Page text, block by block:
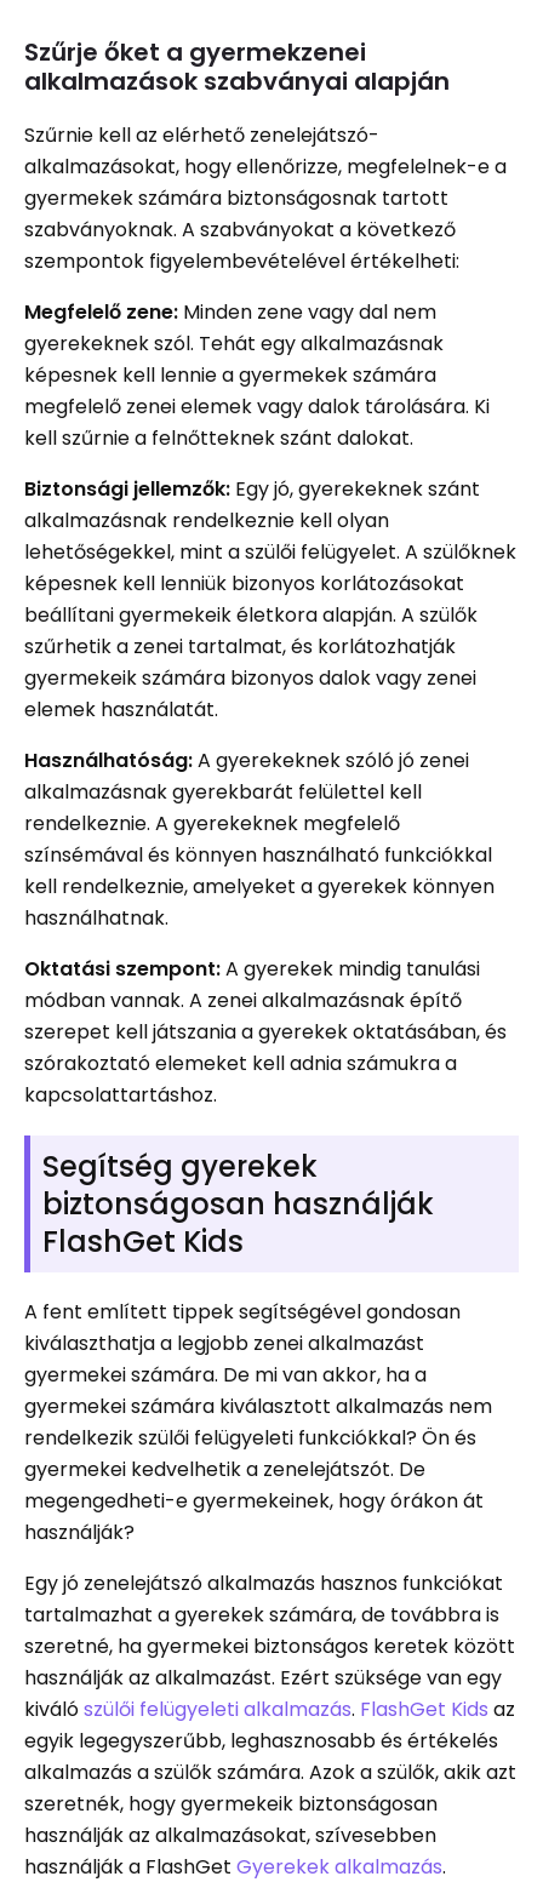
Szűrje őket a gyermekzenei
alkalmazások szabványai alapján
Szűrnie kell az elérhető zenelejátszó-
alkalmazásokat, hogy ellenőrizze, megfelelnek-e a
gyermekek számára biztonságosnak tartott
szabványoknak. A szabványokat a következő
szempontok figyelembevételével értékelheti:
Megfelelő zene: Minden zene vagy dal nem
gyerekeknek szól. Tehát egy alkalmazásnak
képesnek kell lennie a gyermekek számára
megfelelő zenei elemek vagy dalok tárolására. Ki
kell szűrnie a felnőtteknek szánt dalokat.
Biztonsági jellemzők: Egy jó, gyerekeknek szánt
alkalmazásnak rendelkeznie kell olyan
lehetőségekkel, mint a szülői felügyelet. A szülőknek
képesnek kell lenniük bizonyos korlátozásokat
beállítani gyermekeik életkora alapján. A szülők
szűrhetik a zenei tartalmat, és korlátozhatják
gyermekeik számára bizonyos dalok vagy zenei
elemek használatát.
Használhatóság:A gyerekeknek szóló jó zenei
alkalmazásnak gyerekbarát felülettel kell
rendelkeznie. A gyerekeknek megfelelő
színsémával és könnyen használható funkciókkal
kell rendelkeznie, amelyeket a gyerekek könnyen
használhatnak.
Oktatási szempont:A gyerekek mindig tanulási
módban vannak. A zenei alkalmazásnak építő
szerepet kell játszania a gyerekek oktatásában, és
szórakoztató elemeket kell adnia számukra a
kapcsolattartáshoz.
Segítség gyerekek
biztonságosan használják
FlashGet Kids
A fent említett tippek segítségével gondosan
kiválaszthatja a legjobb zenei alkalmazást
gyermekei számára. De mi van akkor, ha a
gyermekei számára kiválasztott alkalmazás nem
rendelkezik szülői felügyeleti funkciókkal? Ön és
gyermekei kedvelhetik a zenelejátszót. De
megengedheti-e gyermekeinek, hogy órákon át
használják?
Egy jó zenelejátszó alkalmazás hasznos funkciókat
tartalmazhat a gyerekek számára, de továbbra is
szeretné, ha gyermekei biztonságos keretek között
használják az alkalmazást. Ezért szüksége van egy
kiválószülői felügyeleti alkalmazás. FlashGet Kids az
egyik legegyszerűbb, leghasznosabb és értékelés
alkalmazás a szülők számára. Azok a szülők, akik azt
szeretnék, hogy gyermekeik biztonságosan
használják az alkalmazásokat, szívesebben
használják a FlashGet Gyerekek alkalmazás.